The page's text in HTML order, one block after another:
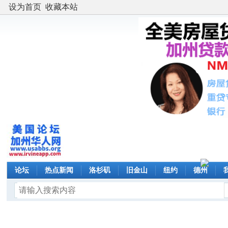
设为首页 收藏本站
论坛 热点新闻 洛杉矶 旧金山 纽约 德州